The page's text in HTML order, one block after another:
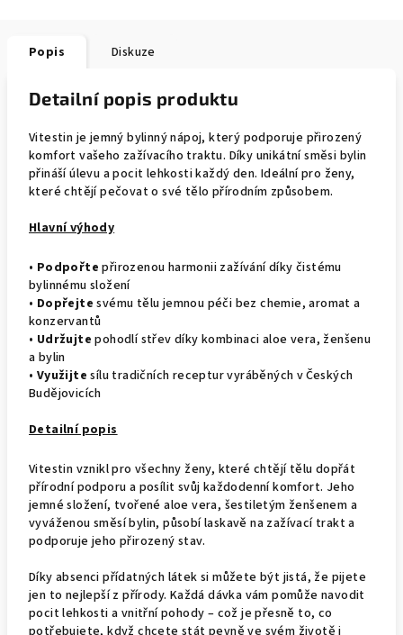
Popis Diskuze
Detailní popis produktu
Vitestin je jemný bylinný nápoj, který podporuje přirozený
komfort vašeho zažívacího traktu. Díky unikátní směsi bylin
přináší úlevu a pocit lehkosti každý den. Ideální pro ženy,
které chtějí pečovat o své tělo přírodním způsobem.
Hlavní výhody
• Podpořte přirozenou harmonii zažívání díky čistému
bylinnému složení
• Dopřejte svému tělu jemnou péči bez chemie, aromat a
konzervantů
• Udržujte pohodlí střev díky kombinaci aloe vera, ženšenu
a bylin
• Využijte sílu tradičních receptur vyráběných v Českých
Budějovicích
Detailní popis
Vitestin vznikl pro všechny ženy, které chtějí tělu dopřát
přírodní podporu a posílit svůj každodenní komfort. Jeho
jemné složení, tvořené aloe vera, šestiletým ženšenem a
vyváženou směsí bylin, působí laskavě na zažívací trakt a
podporuje jeho přirozený stav.
Díky absenci přídatných látek si můžete být jistá, že pijete
jen to nejlepší z přírody. Každá dávka vám pomůže navodit
pocit lehkosti a vnitřní pohody – což je přesně to, co
potřebujete, když chcete stát pevně ve svém životě i